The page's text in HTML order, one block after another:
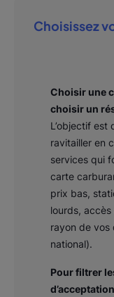
Choisissez
Choisir une
choisir un
L’objectif
ravitailler en
services qui
carte
prix bas,
lourds,
rayon de vos
national).
Pour filtrer